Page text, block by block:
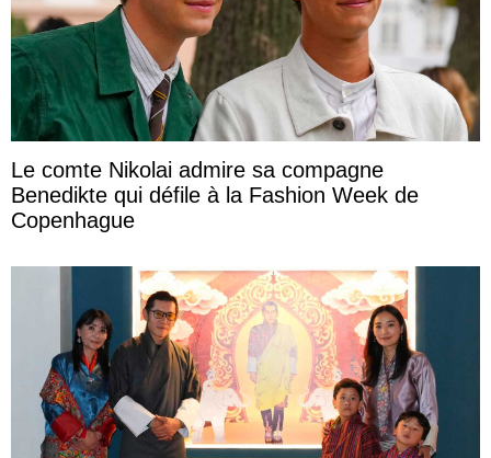
Le comte Nikolai admire sa compagne
Benedikte qui défile à la Fashion Week de
Copenhague